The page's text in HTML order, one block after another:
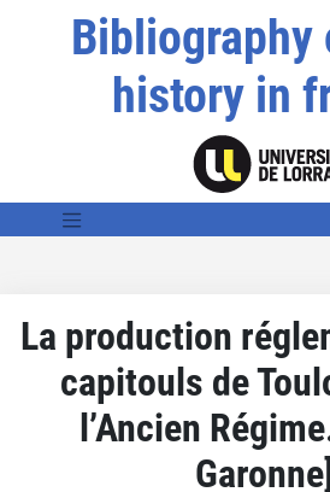
Bibliography
history in
La production
capitouls de
l’Ancien